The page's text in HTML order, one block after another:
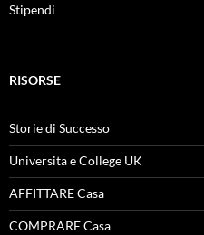
Stipendi
RISORSE
Storie di Successo
Universita e College UK
AFFITTARE Casa
COMPRARE Casa